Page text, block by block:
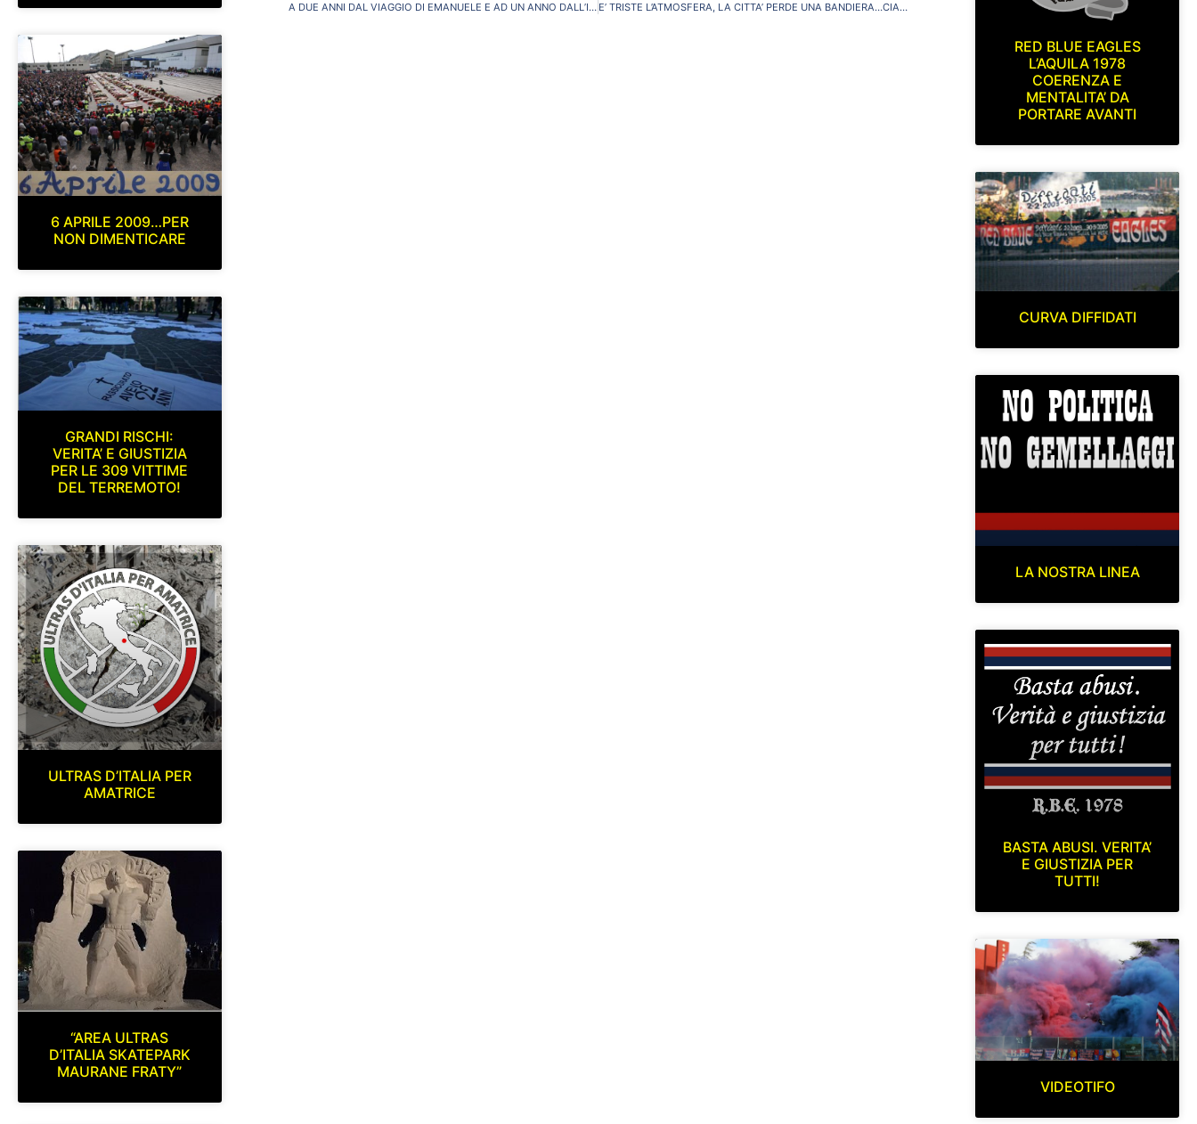
6 APRILE 2009…PER
NON DIMENTICARE
GRANDI RISCHI:
VERITA’ E GIUSTIZIA
PER LE 309 VITTIME
DEL TERREMOTO!
ULTRAS D’ITALIA PER
AMATRICE
“AREA ULTRAS
D’ITALIA SKATEPARK
MAURANE FRATY”
A DUE ANNI DAL VIAGGIO DI EMANUELE E AD UN ANNO DALL’INAUGURAZIONE DEL PARCOBALENO (PARCO GIOCHI INCLUSIVO) VOGLIAMO RICORDARE UN PICCOLO ANGELO VOLATO IN CIELO TROPPO PRESTO! E’ TRISTE L’ATMOSFERA, LA CITTA’ PERDE UNA BANDIERA…CIAO MAURO!
RED BLUE EAGLES
L’AQUILA 1978
COERENZA E
MENTALITA’ DA
PORTARE AVANTI
CURVA DIFFIDATI
LA NOSTRA LINEA
BASTA ABUSI. VERITA’
E GIUSTIZIA PER
TUTTI!
VIDEOTIFO